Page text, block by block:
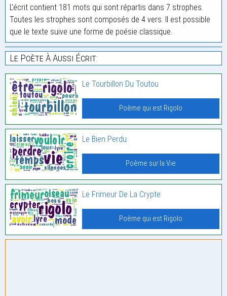
L'écrit contient 181 mots qui sont répartis dans 7 strophes.
Toutes les strophes sont composés de 4 vers. Il est possible
que le texte suive une forme de poésie classique.
Le Poète À Aussi Écrit:
Le Tourbillon Du Toutou
Poème qui est Rigolo
Le Bien Perdu
Poème sur la Vie
Le Frimeur De La Crypte
Poème qui est Rigolo